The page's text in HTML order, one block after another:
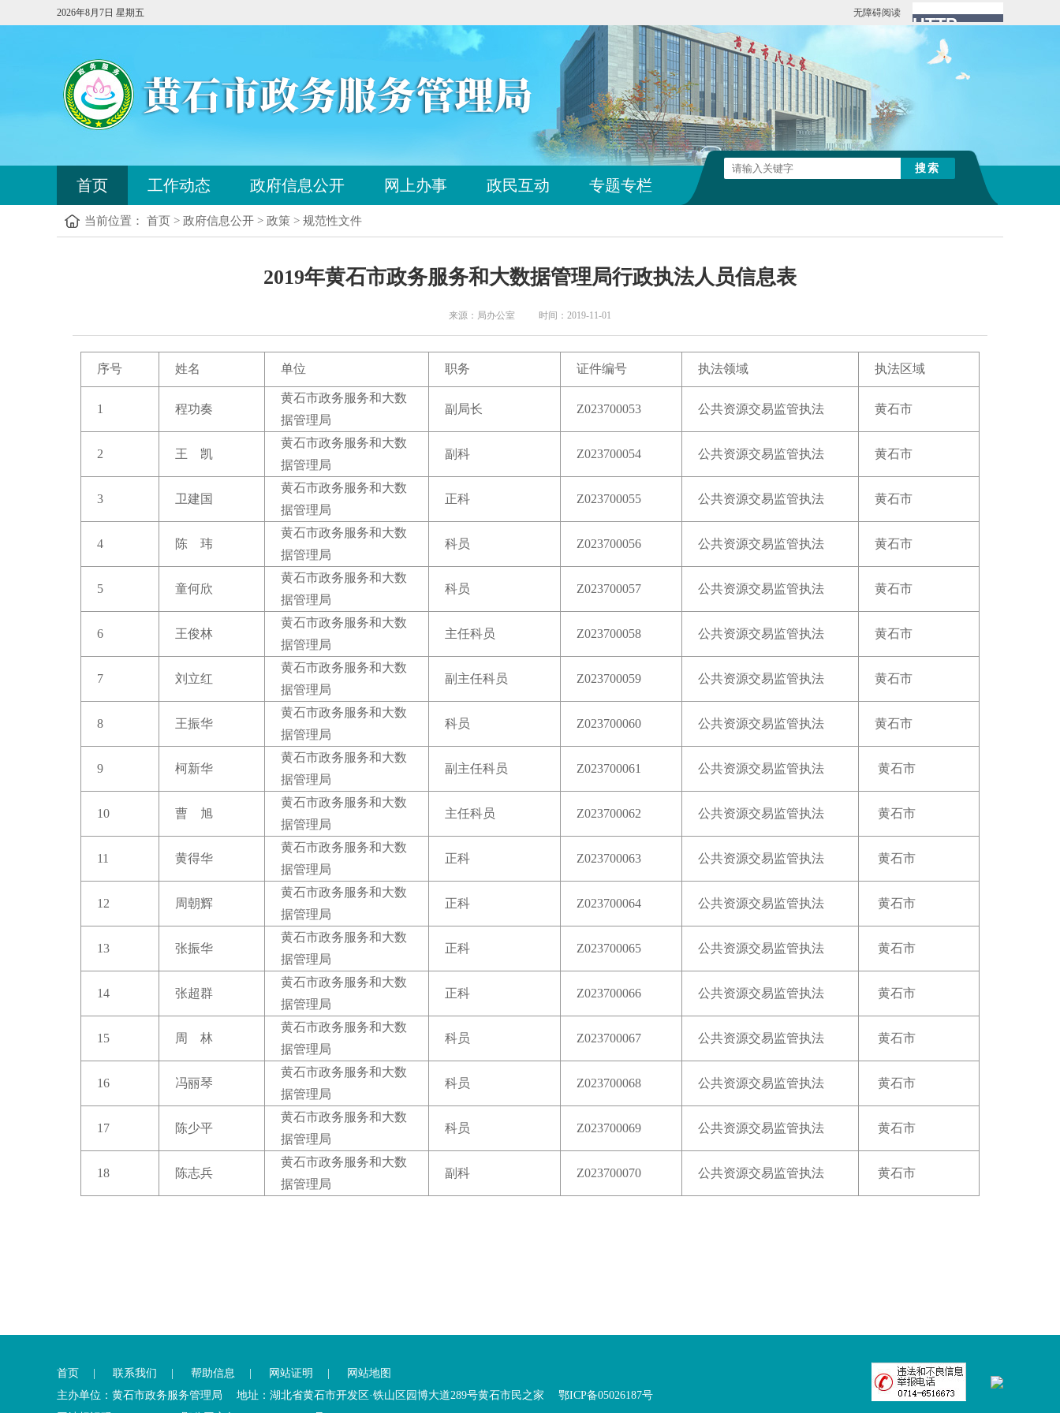
无障碍阅读
2026年8月7日 星期五
进
入
站
首页 工作动态 政府信息公开 网上办事 政民互动 专题专栏
离
站
导
航
当前位置： 首页 > 政府信息公开 > 政策 > 规范性文件
内
2019年黄石市政务服务和大数据管理局行政执法人员信息表
来源：局办公室 时间：2019-11-01
序号 姓名 单位 职务 证件编号 执法领域 执法区域
1 程功奏
黄石市政务服务和大数
据管理局
副局长 Z023700053 公共资源交易监管执法 黄石市
2 王 凯
黄石市政务服务和大数
据管理局
副科 Z023700054 公共资源交易监管执法 黄石市
3 卫建国
黄石市政务服务和大数
据管理局
正科 Z023700055 公共资源交易监管执法 黄石市
4 陈 玮
黄石市政务服务和大数
据管理局
科员 Z023700056 公共资源交易监管执法 黄石市
5 童何欣
黄石市政务服务和大数
据管理局
科员 Z023700057 公共资源交易监管执法 黄石市
6 王俊林
黄石市政务服务和大数
据管理局
主任科员 Z023700058 公共资源交易监管执法 黄石市
7 刘立红
黄石市政务服务和大数
据管理局
副主任科员 Z023700059 公共资源交易监管执法 黄石市
8 王振华
黄石市政务服务和大数
据管理局
科员 Z023700060 公共资源交易监管执法 黄石市
9 柯新华
黄石市政务服务和大数
据管理局
副主任科员 Z023700061 公共资源交易监管执法 黄石市
10 曹 旭
黄石市政务服务和大数
据管理局
主任科员 Z023700062 公共资源交易监管执法 黄石市
11 黄得华
黄石市政务服务和大数
据管理局
正科 Z023700063 公共资源交易监管执法 黄石市
12 周朝辉
黄石市政务服务和大数
据管理局
正科 Z023700064 公共资源交易监管执法 黄石市
13 张振华
黄石市政务服务和大数
据管理局
正科 Z023700065 公共资源交易监管执法 黄石市
14 张超群
黄石市政务服务和大数
据管理局
正科 Z023700066 公共资源交易监管执法 黄石市
15 周 林
黄石市政务服务和大数
据管理局
科员 Z023700067 公共资源交易监管执法 黄石市
16 冯丽琴
黄石市政务服务和大数
据管理局
科员 Z023700068 公共资源交易监管执法 黄石市
17 陈少平
黄石市政务服务和大数
据管理局
科员 Z023700069 公共资源交易监管执法 黄石市
18 陈志兵
黄石市政务服务和大数
据管理局
副科 Z023700070 公共资源交易监管执法 黄石市
开
内
容
首页 联系我们 帮助信息 网站证明
网站地图
主办单位：黄石市政务服务管理局 地址：湖北省黄石市开发区·铁山区园博大道289号黄石市民之家 鄂ICP备05026187号